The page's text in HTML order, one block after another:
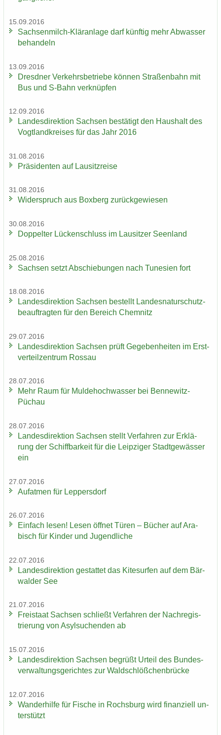
15.09.2016
Sachsenmilch-​Kläranlage darf künf­tig mehr Ab­was­ser
be­han­deln
13.09.2016
Dresd­ner Ver­kehrs­be­trie­be kön­nen Stra­ßen­bahn mit
Bus und S-​Bahn ver­knüp­fen
12.09.2016
Lan­des­di­rek­ti­on Sach­sen be­stä­tigt den Haus­halt des
Vogt­land­krei­ses für das Jahr 2016
31.08.2016
Prä­si­den­ten auf Lau­sitz­rei­se
31.08.2016
Wi­der­spruch aus Box­berg zu­rück­ge­wie­sen
30.08.2016
Dop­pel­ter Lü­cken­schluss im Lau­sit­zer Se­en­land
25.08.2016
Sach­sen setzt Ab­schie­bun­gen nach Tu­ne­si­en fort
18.08.2016
Lan­des­di­rek­ti­on Sach­sen be­stellt Lan­des­na­tur­schutz­
be­auf­trag­ten für den Be­reich Chem­nitz
29.07.2016
Lan­des­di­rek­ti­on Sach­sen prüft Ge­ge­ben­hei­ten im Erst­
ver­teil­zen­trum Ros­sau
28.07.2016
Mehr Raum für Mul­de­hoch­was­ser bei Bennewitz-​
Püchau
28.07.2016
Lan­des­di­rek­ti­on Sach­sen stellt Ver­fah­ren zur Er­klä­
rung der Schiff­bar­keit für die Leip­zi­ger Stadt­ge­wäs­ser
ein
27.07.2016
Auf­at­men für Lep­pers­dorf
26.07.2016
Ein­fach lesen! Lesen öff­net Türen – Bü­cher auf Ara­
bisch für Kin­der und Ju­gend­li­che
22.07.2016
Lan­des­di­rek­ti­on ge­stat­tet das Ki­te­sur­fen auf dem Bär­
wal­der See
21.07.2016
Frei­staat Sach­sen schließt Ver­fah­ren der Nach­re­gis­
trie­rung von Asyl­su­chen­den ab
15.07.2016
Lan­des­di­rek­ti­on Sach­sen be­grüßt Ur­teil des Bun­des­
ver­wal­tungs­ge­rich­tes zur Wald­schlöß­chen­brü­cke
12.07.2016
Wan­der­hil­fe für Fi­sche in Rochs­burg wird fi­nan­zi­ell un­
ter­stützt